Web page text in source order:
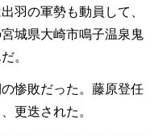
羽の軍勢も動員して、
城県大崎市鳴子温泉鬼
。
惨敗だった。藤原登任
更迭された。